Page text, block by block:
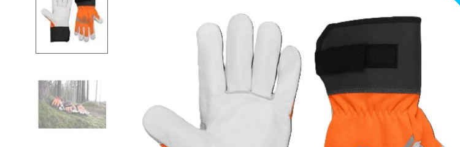
Secado
Refrigeración
Refrigeración
Aire y
Climatización
Colchones
Cocina